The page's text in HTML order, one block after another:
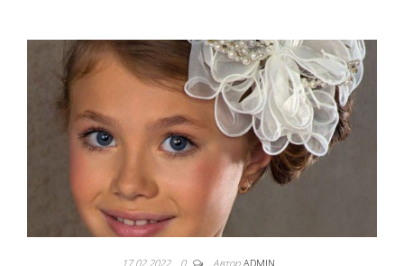
17.02.2022 0 Автор ADMIN